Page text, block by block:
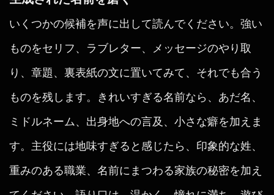
いくつかの候補を声に出して読んでください。強い
ものをセリフ、ラブレター、メッセージのやり取
り、章題、裏表紙の文に置いてみて、それでも合う
ものを残します。きれいすぎる名前なら、あだ名、
ミドルネーム、出身地への言及、小さな癖を加えま
す。主役には地味すぎると感じたら、印象的な姓、
重みのある職業、名前にまつわる家族の秘密を加え